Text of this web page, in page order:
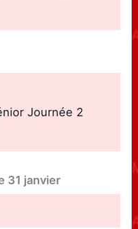
Journée 2
31 janvier